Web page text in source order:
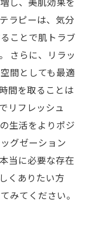
ラピーは、気分
ことで肌トラブ
さらに、リラッ
間としても最適
間を取ることは
リフレッシュ
生活をよりポジ
グゼーション
当に必要な存在
くありたい方
みてください。